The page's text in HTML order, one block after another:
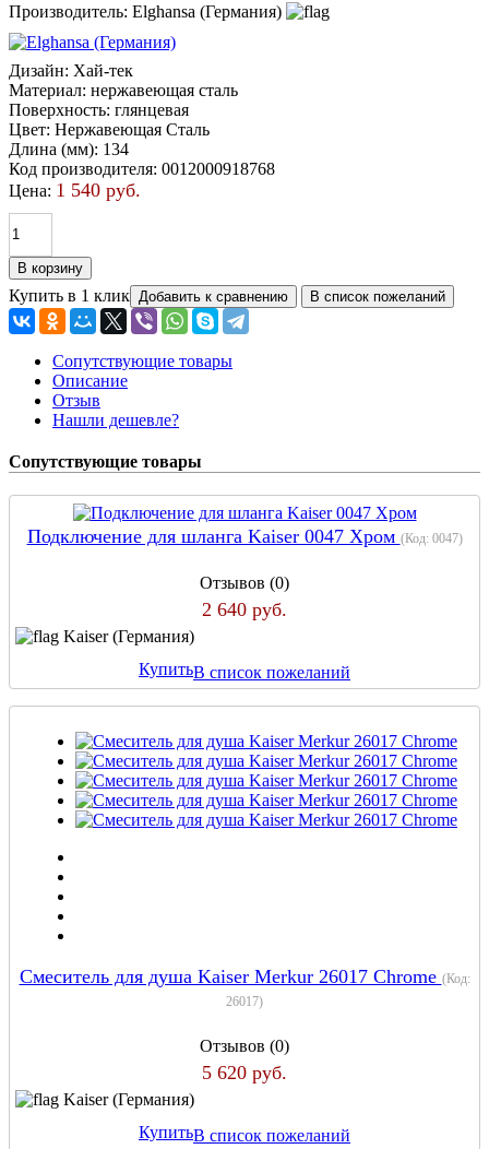
Производитель: Elghansa (Германия)
Дизайн: Хай-тек
Материал: нержавеющая сталь
Поверхность: глянцевая
Цвет: Нержавеющая Сталь
Длина (мм): 134
Код производителя: 0012000918768
Цена: 1 540 руб.
Купить в 1 клик
Сопутствующие товары
Описание
Отзыв
Нашли дешевле?
Сопутствующие товары
Подключение для шланга Kaiser 0047 Хром (Код: 0047)
Отзывов (0)
2 640 руб.
Kaiser (Германия)
КупитьВ список пожеланий
Смеситель для душа Kaiser Merkur 26017 Chrome (Код:
26017)
Отзывов (0)
5 620 руб.
Kaiser (Германия)
КупитьВ список пожеланий